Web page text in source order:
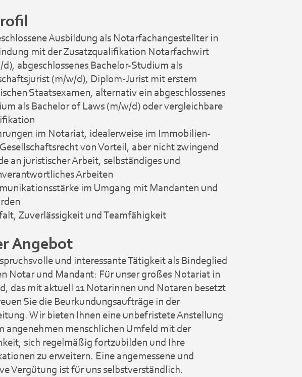
Ausbildung als Notarfachangestellter in
mit der Zusatzqualifikation Notarfachwirt
abgeschlossenes Bachelor-Studium als
(m/w/d), Diplom-Jurist mit erstem
Staatsexamen, alternativ ein abgeschlossenes
als Bachelor of Laws (m/w/d) oder vergleichbare
im Notariat, idealerweise im Immobilien-
von Vorteil, aber nicht zwingend
an juristischer Arbeit, selbständiges und
Arbeiten
im Umgang mit Mandanten und
Zuverlässigkeit und Teamfähigkeit
Angebot
und interessante Tätigkeit als Bindeglied
Notar und Mandant: Für unser großes Notariat in
das mit aktuell 11 Notarinnen und Notaren besetzt
Sie die Beurkundungsaufträge in der
Wir bieten Ihnen eine unbefristete Anstellung
angenehmen menschlichen Umfeld mit der
sich regelmäßig fortzubilden und Ihre
zu erweitern. Eine angemessene und
Vergütung ist für uns selbstverständlich.